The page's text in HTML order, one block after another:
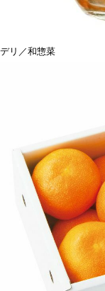
デリ／和惣菜